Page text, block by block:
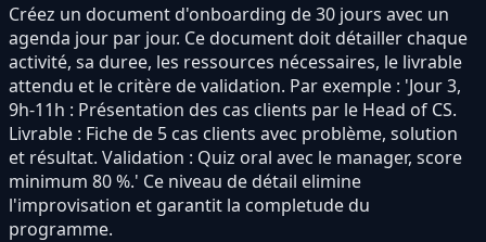
Créez un document d'onboarding de 30 jours avec un
agenda jour par jour. Ce document doit détailler chaque
activité, sa duree, les ressources nécessaires, le livrable
attendu et le critère de validation. Par exemple : 'Jour 3,
9h-11h : Présentation des cas clients par le Head of CS.
Livrable : Fiche de 5 cas clients avec problème, solution
et résultat. Validation : Quiz oral avec le manager, score
minimum 80 %.' Ce niveau de détail elimine
l'improvisation et garantit la completude du
programme.